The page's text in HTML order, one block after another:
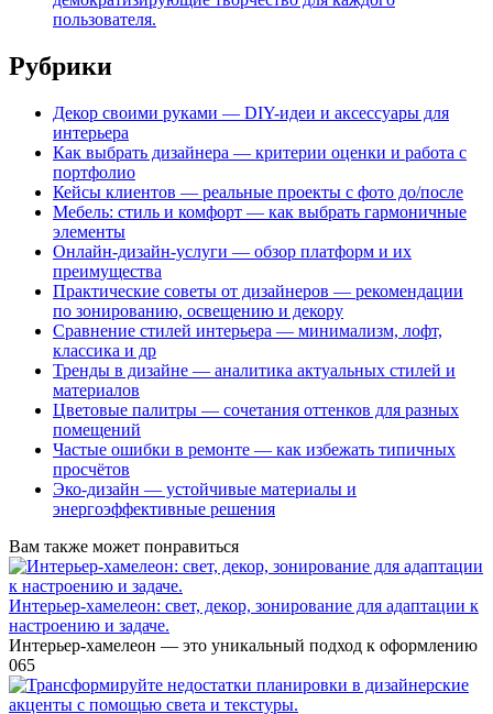
пользователя.
Рубрики
Декор своими руками — DIY-идеи и аксессуары для
интерьера
Как выбрать дизайнера — критерии оценки и работа с
портфолио
Кейсы клиентов — реальные проекты с фото до/после
Мебель: стиль и комфорт — как выбрать гармоничные
элементы
Онлайн-дизайн-услуги — обзор платформ и их
преимущества
Практические советы от дизайнеров — рекомендации
по зонированию, освещению и декору
Сравнение стилей интерьера — минимализм, лофт,
классика и др
Тренды в дизайне — аналитика актуальных стилей и
материалов
Цветовые палитры — сочетания оттенков для разных
помещений
Частые ошибки в ремонте — как избежать типичных
просчётов
Эко-дизайн — устойчивые материалы и
энергоэффективные решения
Вам также может понравиться
Интерьер-хамелеон: свет, декор, зонирование для адаптации к
настроению и задаче.
Интерьер-хамелеон — это уникальный подход к оформлению
065